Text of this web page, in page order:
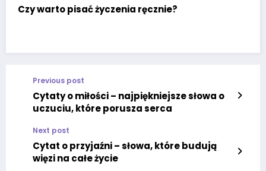
Czy warto pisać życzenia ręcznie?
Previous post
Cytaty o miłości – najpiękniejsze słowa o
uczuciu, które porusza serca
Next post
Cytat o przyjaźni – słowa, które budują
więzi na całe życie